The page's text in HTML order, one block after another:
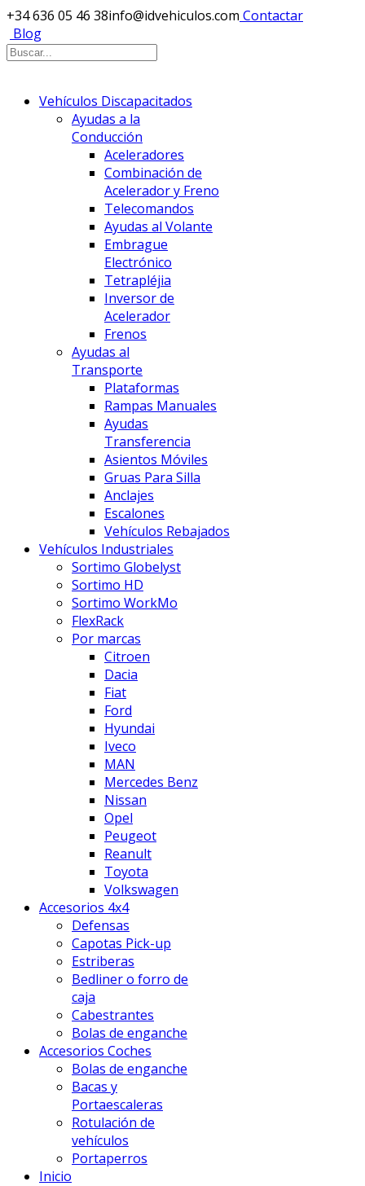
+34 636 05 46 38info@idvehiculos.com Contactar
Blog
Vehículos Discapacitados
Ayudas a la
Conducción
Aceleradores
Combinación de
Acelerador y Freno
Telecomandos
Ayudas al Volante
Embrague
Electrónico
Tetrapléjia
Inversor de
Acelerador
Frenos
Ayudas al
Transporte
Plataformas
Rampas Manuales
Ayudas
Transferencia
Asientos Móviles
Gruas Para Silla
Anclajes
Escalones
Vehículos Rebajados
Vehículos Industriales
Sortimo Globelyst
Sortimo HD
Sortimo WorkMo
FlexRack
Por marcas
Citroen
Dacia
Fiat
Ford
Hyundai
Iveco
MAN
Mercedes Benz
Nissan
Opel
Peugeot
Reanult
Toyota
Volkswagen
Accesorios 4x4
Defensas
Capotas Pick-up
Estriberas
Bedliner o forro de
caja
Cabestrantes
Bolas de enganche
Accesorios Coches
Bolas de enganche
Bacas y
Portaescaleras
Rotulación de
vehículos
Portaperros
Inicio